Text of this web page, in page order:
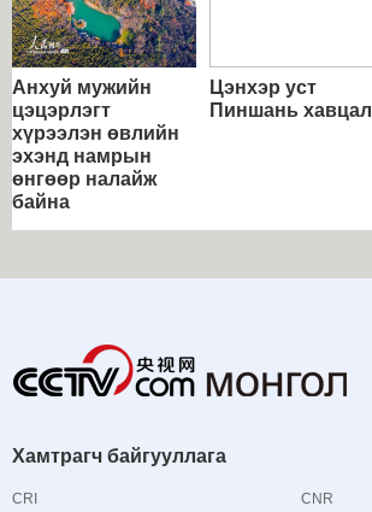
Анхуй мужийн
цэцэрлэгт
хүрээлэн өвлийн
эхэнд намрын
өнгөөр налайж
байна
Цэнхэр уст
Пиншань хавцал
Хамтрагч байгууллага
CRI CNR